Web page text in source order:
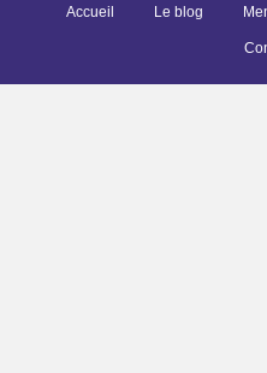
Accueil Le blog